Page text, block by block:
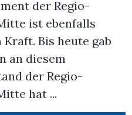
der Regio-
ist ebenfalls
Bis heute gab
an diesem
der Regio-
hat ...